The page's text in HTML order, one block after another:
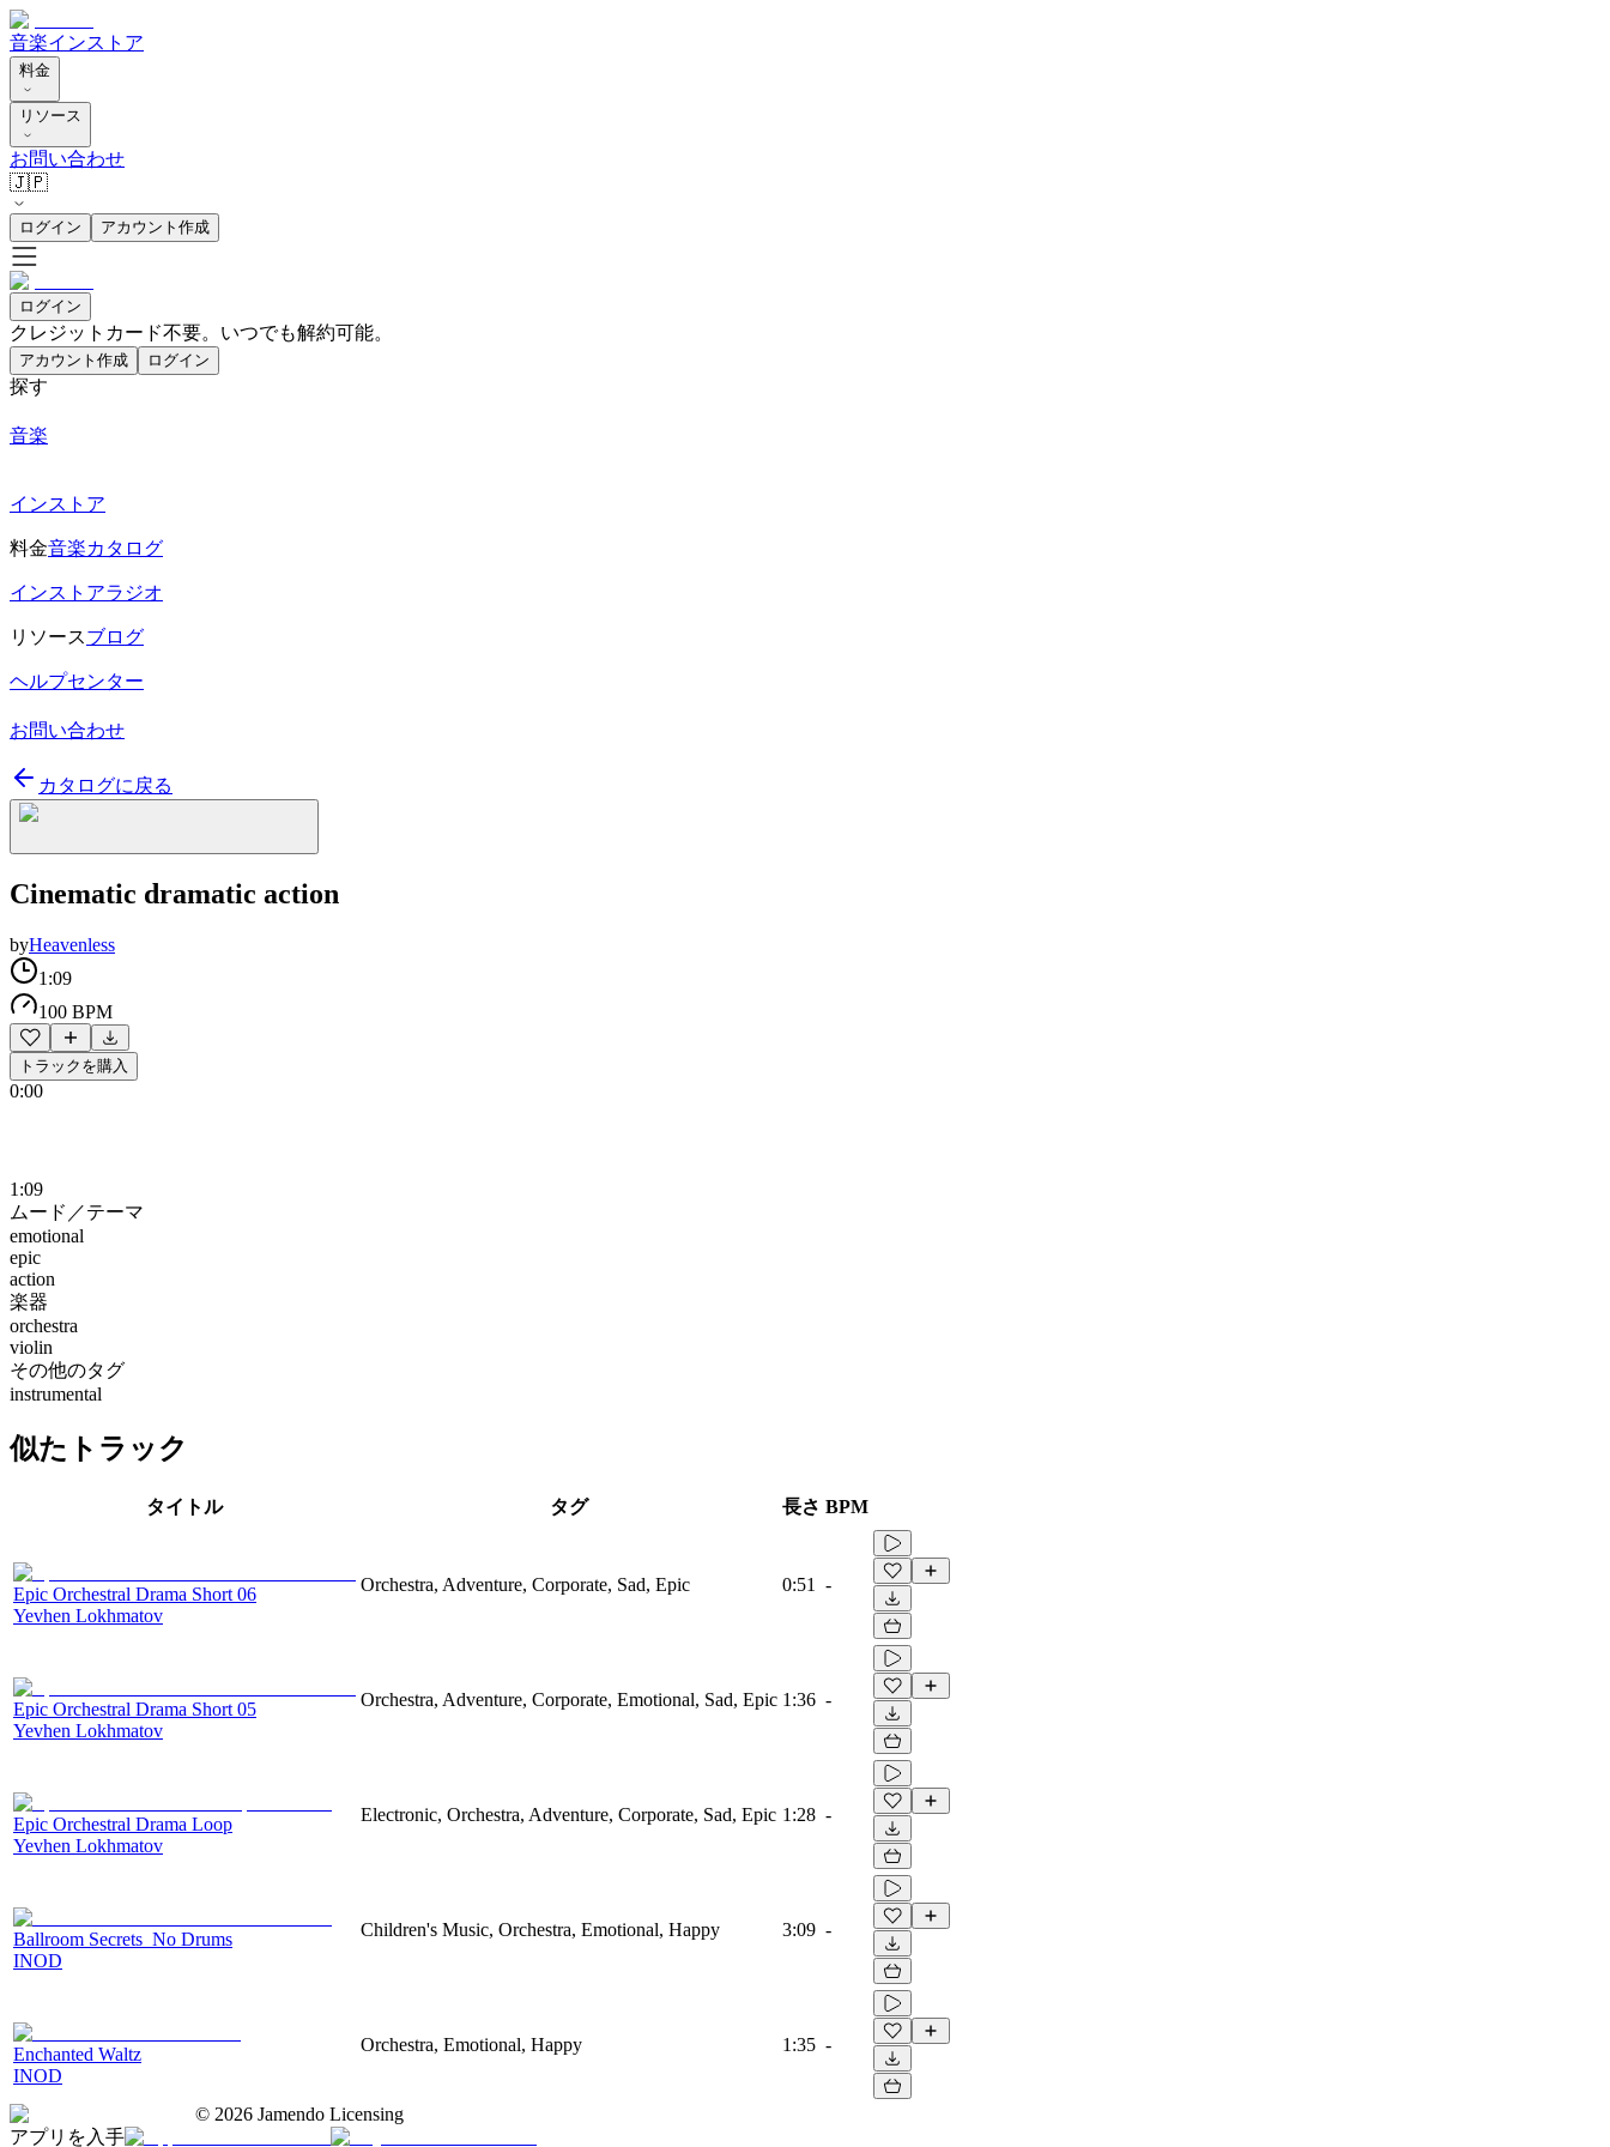
音楽インストア
料金
リソース
お問い合わせ
🇯🇵
ログイン アカウント作成
ログイン
クレジットカード不要。いつでも解約可能。
アカウント作成 ログイン
探す
音楽
インストア
料金音楽カタログ
インストアラジオ
リソースブログ
ヘルプセンター
お問い合わせ
カタログに戻る
Cinematic dramatic action
byHeavenless
1:09
100 BPM
トラックを購入
0:00
1:09
ムード／テーマ
emotional
epic
action
楽器
orchestra
violin
その他のタグ
instrumental
似たトラック
タイトル タグ 長さ BPM
Epic Orchestral Drama Short 06
Yevhen Lokhmatov
Orchestra, Adventure, Corporate, Sad, Epic 0:51 -
Epic Orchestral Drama Short 05
Yevhen Lokhmatov
Orchestra, Adventure, Corporate, Emotional, Sad, Epic 1:36 -
Epic Orchestral Drama Loop
Yevhen Lokhmatov
Electronic, Orchestra, Adventure, Corporate, Sad, Epic 1:28 -
Ballroom Secrets_No Drums
INOD
Children's Music, Orchestra, Emotional, Happy 3:09 -
Enchanted Waltz
INOD
Orchestra, Emotional, Happy 1:35 -
© 2026 Jamendo Licensing
アプリを入手